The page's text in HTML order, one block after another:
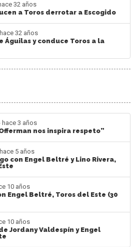
32 años
a Toros derrotar a Escogido
32 años
Águilas y conduce Toros a la
hace 3 años
nos inspira respeto”
5 años
con Engel Beltré y Lino Rivera,
10 años
Engel Beltré, Toros del Este (30
10 años
Jordany Valdespín y Engel